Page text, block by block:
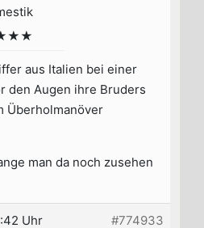
aus Italien bei einer
den Augen ihre Bruders
Überholmanöver
man da noch zusehen
Uhr #774933